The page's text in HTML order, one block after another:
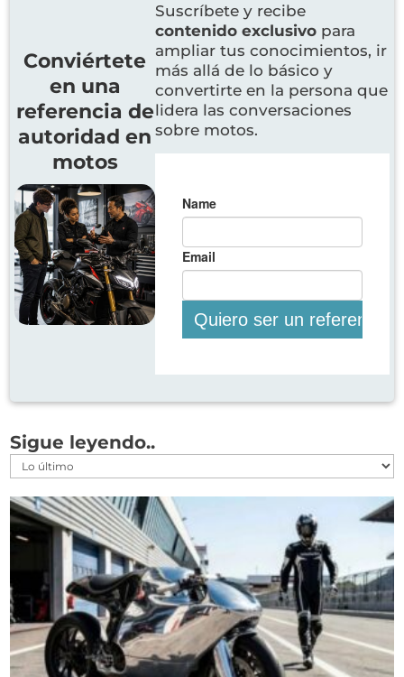
Conviértete
en una
referencia de
autoridad en
motos
Suscríbete y recibe
contenido exclusivo para
ampliar tus conocimientos, ir
más allá de lo básico y
convertirte en la persona que
lidera las conversaciones
sobre motos.
Sigue leyendo..